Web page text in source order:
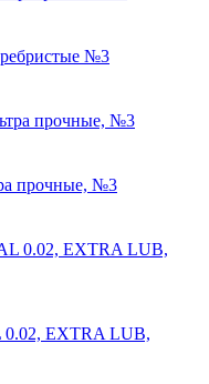
№3
прочные, №3
EXTRA LUB,